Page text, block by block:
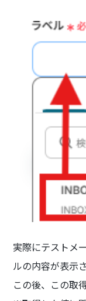
実際にテストメ
ルの内容が表示
この後、この取